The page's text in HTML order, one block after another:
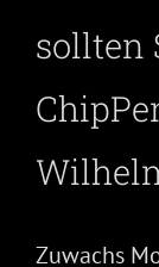
sollten
Zuwachs